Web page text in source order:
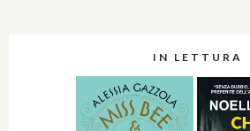
IN LETTURA